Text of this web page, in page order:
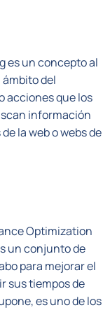
es un concepto al
del
acciones que los
información
la web o webs de
Optimization
un conjunto de
para mejorar el
sus tiempos de
es uno de los